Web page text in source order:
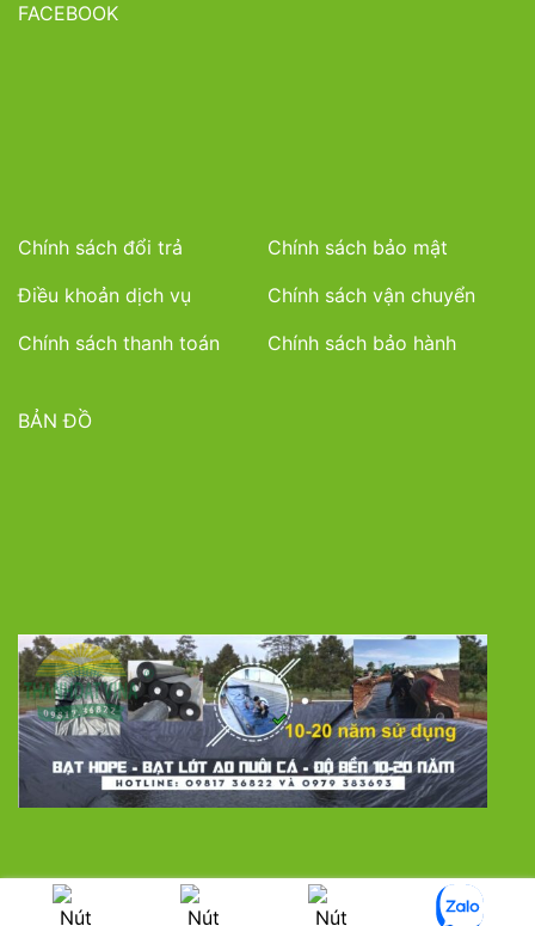
FACEBOOK
Chính sách đổi trả
Chính sách bảo mật
Điều khoản dịch vụ
Chính sách vận chuyển
Chính sách thanh toán
Chính sách bảo hành
BẢN ĐỒ
LƯỚI CHE NẮNG
MÀNG NHÀ KÍNH
BẠT PHỦ ĐẤT CHỐNG CỎ DẠI
SÀN NHỰA TRỒNG LAN